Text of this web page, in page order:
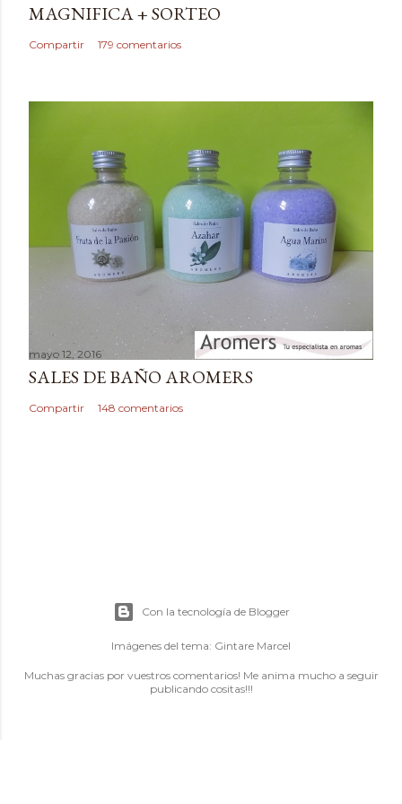
n
c
o
MAGNIFICA + SORTEO
Compartir 179 comentarios
mayo 12, 2016
SALES DE BAÑO AROMERS
Compartir 148 comentarios
Con la tecnología de Blogger
Imágenes del tema: Gintare Marcel
Muchas gracias por vuestros comentarios! Me anima mucho a seguir
publicando cositas!!!